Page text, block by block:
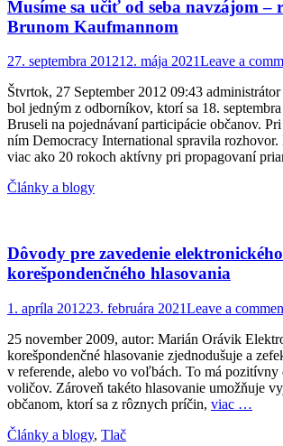
Musíme sa učiť od seba navzájom –
Brunom Kaufmannom
Posted
27. septembra 201212. mája 2021Leave a
Štvrtok, 27 September 2012 09:43
bol jedným z odborníkov, ktorí sa 18.
Bruseli na pojednávaní participácie občanov.
ním Democracy International spravila
viac ako 20 rokoch aktívny pri propagovaní
Categories
Články a blogy
Dôvody pre zavedenie
korešpondenčného hlasovania
Posted
1. apríla 201223. februára 2021Leave a
25 november 2009, autor: Marián Orávik
korešpondenčné hlasovanie zjednodušuje a
v referende, alebo vo voľbách. To má pozitívny
voličov. Zároveň takéto hlasovanie umožňuje
občanom, ktorí sa z rôznych príčin, viac …
Categories
Články a blogy, Tlač